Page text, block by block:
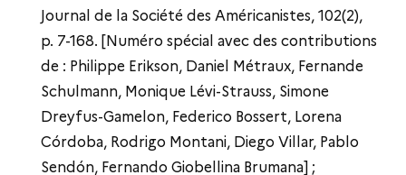
Journal de la Société des Américanistes, 102(2),
p. 7-168. [Numéro spécial avec des contributions
de : Philippe Erikson, Daniel Métraux, Fernande
Schulmann, Monique Lévi-Strauss, Simone
Dreyfus-Gamelon, Federico Bossert, Lorena
Córdoba, Rodrigo Montani, Diego Villar, Pablo
Sendón, Fernando Giobellina Brumana] ;